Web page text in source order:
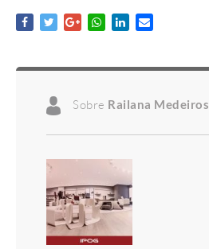
Sobre Railana Medeiros